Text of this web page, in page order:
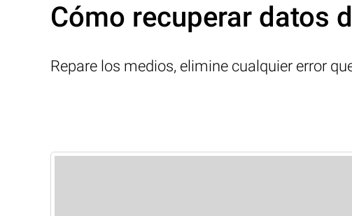
Cómo recuperar datos
Repare los medios, elimine cualquier error